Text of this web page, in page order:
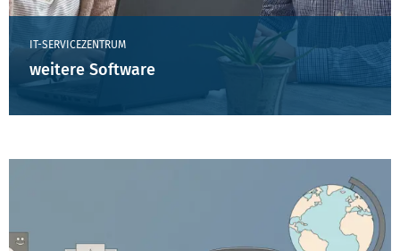
IT-SERVICEZENTRUM
weitere Software